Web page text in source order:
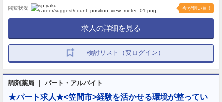
閲覧状況 今が狙い目！
求人の詳細を見る
検討リスト（要ログイン）
調剤薬局 ｜ パート・アルバイト
★パート求人★<笠間市>経験を活かせる環境が整ってい